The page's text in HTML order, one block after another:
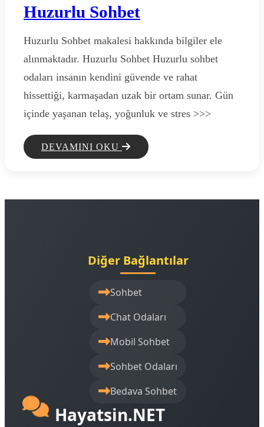
Huzurlu Sohbet
Huzurlu Sohbet makalesi hakkında bilgiler ele
alınmaktadır. Huzurlu Sohbet Huzurlu sohbet
odaları insanın kendini güvende ve rahat
hissettiği, karmaşadan uzak bir ortam sunar. Gün
içinde yaşanan telaş, yoğunluk ve stres >>>
DEVAMINI OKU
Diğer Bağlantılar
Sohbet
Chat Odaları
Mobil Sohbet
Sohbet Odaları
Bedava Sohbet
Hayatsin.NET